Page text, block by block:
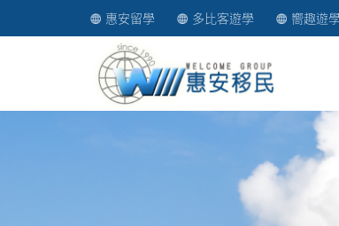
惠安留學 多比客遊學 嚮趣遊